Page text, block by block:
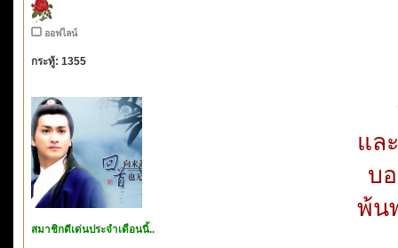
ออฟไลน์
กระทู้: 1355
สมาชิกดีเด่นประจำเดือนนี้..
แล
บ
พ้น